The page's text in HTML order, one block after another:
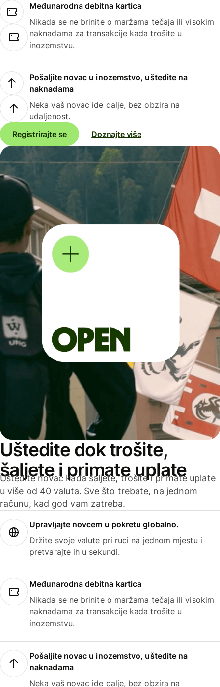
Međunarodna debitna kartica
Nikada se ne brinite o maržama tečaja ili visokim
naknadama za transakcije kada trošite u
inozemstvu.
Pošaljite novac u inozemstvo, uštedite na
naknadama
Neka vaš novac ide dalje, bez obzira na
udaljenost.
Registrirajte se
Doznajte više
Uštedite dok trošite,
šaljete i primate uplate
Uštedite novac kada šaljete, trošite i primate uplate
u više od 40 valuta. Sve što trebate, na jednom
računu, kad god vam zatreba.
Upravljajte novcem u pokretu globalno.
Držite svoje valute pri ruci na jednom mjestu i
pretvarajte ih u sekundi.
Međunarodna debitna kartica
Nikada se ne brinite o maržama tečaja ili visokim
naknadama za transakcije kada trošite u
inozemstvu.
Pošaljite novac u inozemstvo, uštedite na
naknadama
Neka vaš novac ide dalje, bez obzira na